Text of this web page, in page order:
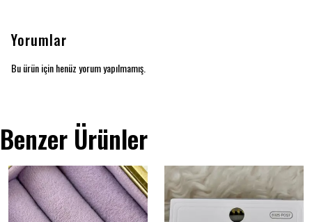
Yorumlar
Bu ürün için henüz yorum yapılmamış.
Benzer Ürünler